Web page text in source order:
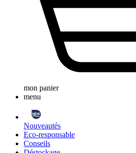
mon panier
menu
Nouveautés
Eco-responsable
Conseils